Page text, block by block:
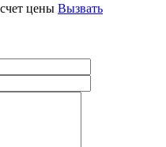
цены Вызвать